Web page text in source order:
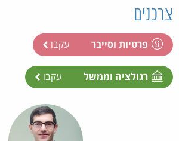
צרכנים
פרטיות וסייבר עקבו
רגולציה וממשל עקבו